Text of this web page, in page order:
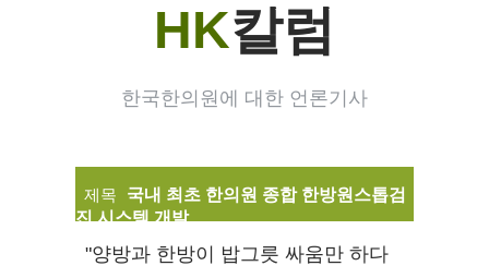
HK칼럼
한국한의원에 대한 언론기사
제목
국내 최초 한의원 종합 한방원스톱검
진 시스템 개발
"양방과 한방이 밥그릇 싸움만 하다